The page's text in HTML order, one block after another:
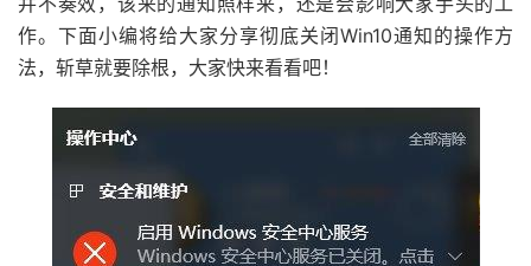
作。下面小编将给大家分享彻底关闭Win10通知的操作方
法，斩草就要除根，大家快来看看吧！